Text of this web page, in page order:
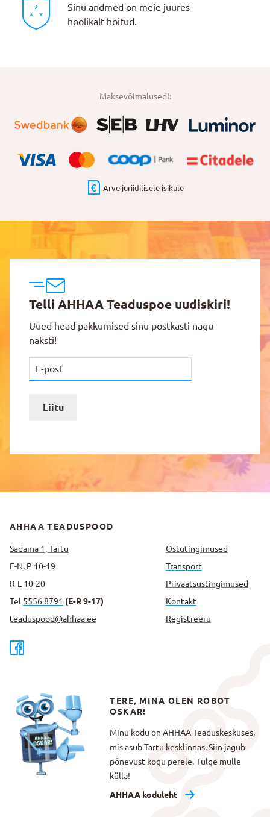
Sinu andmed on meie juures
hoolikalt hoitud.
Maksevõimalused!:
Arve juriidilisele isikule
Telli AHHAA Teaduspoe uudiskiri!
Uued head pakkumised sinu postkasti nagu
naksti!
Liitu
AHHAA TEADUSPOOD
Sadama 1, Tartu
E-N, P 10-19
R-L 10-20
Tel 5556 8791 (E-R 9-17)
teaduspood@ahhaa.ee
Ostutingimused
Transport
Privaatsus­tingimused
Kontakt
Registreeru
TERE, MINA OLEN ROBOT
OSKAR!
Minu kodu on AHHAA Teaduskeskuses,
mis asub Tartu kesklinnas. Siin jagub
põnevust kogu perele. Tulge mulle
külla!
AHHAA koduleht